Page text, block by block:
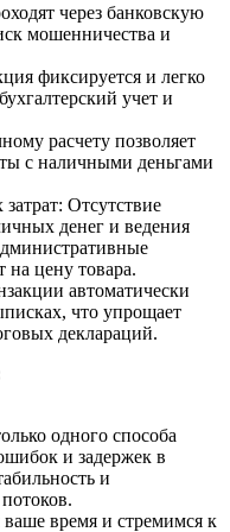
через банковскую
мошенничества и
фиксируется и легко
учет и
расчету позволяет
с наличными деньгами
Отсутствие
денег и ведения
на цену товара.
автоматически
что упрощает
деклараций.
одного способа
и задержек в
и
время и стремимся к